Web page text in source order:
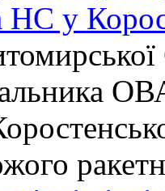
у